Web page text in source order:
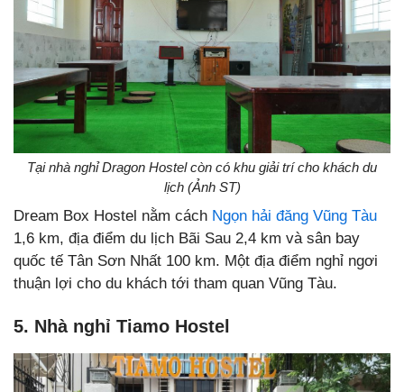
Tại nhà nghỉ Dragon Hostel còn có khu giải trí cho khách du
lịch (Ảnh ST)
Dream Box Hostel nằm cách Ngọn hải đăng Vũng Tàu
1,6 km, địa điểm du lịch Bãi Sau 2,4 km và sân bay
quốc tế Tân Sơn Nhất 100 km. Một địa điểm nghỉ ngơi
thuận lợi cho du khách tới tham quan Vũng Tàu.
5. Nhà nghỉ Tiamo Hostel